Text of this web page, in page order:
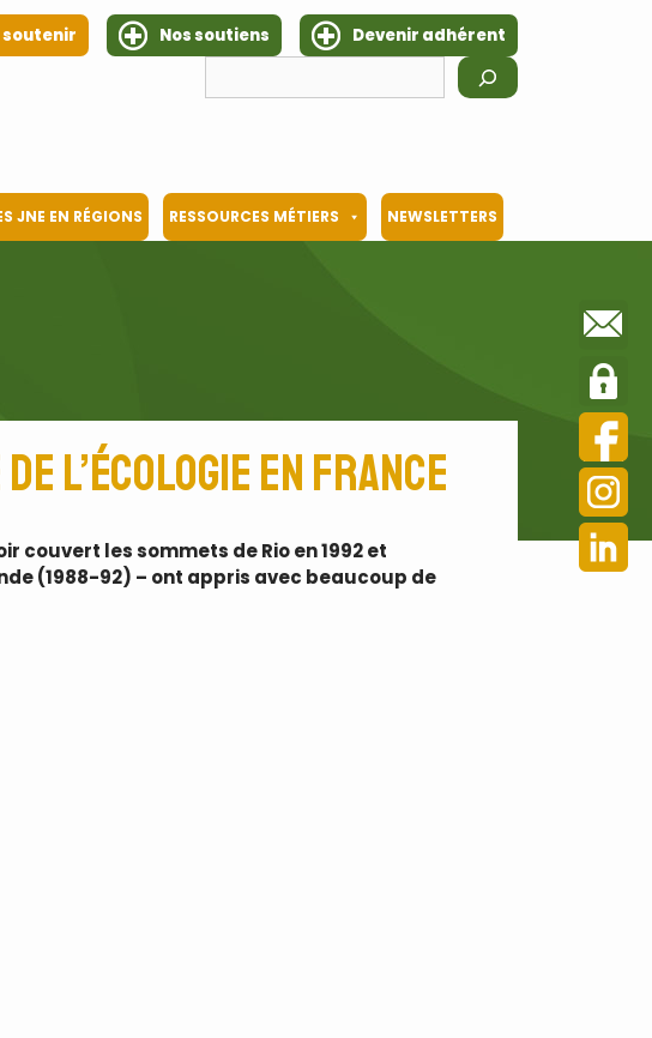
soutenir Nos soutiens
Devenir adhérent
JNE EN RÉGIONS RESSOURCES MÉTIERS NEWSLETTERS
l’écologie en France
couvert les sommets de Rio en 1992 et
(1988-92) – ont appris avec beaucoup de